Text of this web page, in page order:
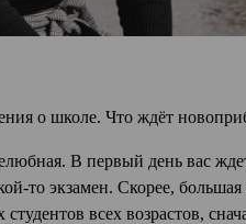
о школе. Что ждёт
В первый день вас
то экзамен. Скорее,
всех возрастов,